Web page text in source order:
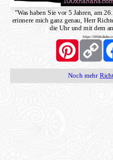
"Was haben Sie vor 5 Jahren, am
erinnere mich ganz genau, Herr
die Uhr und mit dem
https://
Pinterest
Noch mehr